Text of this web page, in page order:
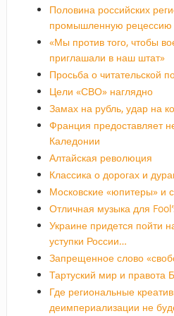
Половина российских
промышленную рецессию
«Мы против того, чтобы
приглашали в наш штат»
Просьба о читательской
Цели «СВО» наглядно
Замах на рубль, удар на
Франция предоставляет
Каледонии
Алтайская революция
Классика о дорогах и
Московские «юпитеры» и
Отличная музыка для
Украине придется пойти
уступки России…
Запрещенное слово
Тартуский мир и правота
Где региональные
деимпериализации не